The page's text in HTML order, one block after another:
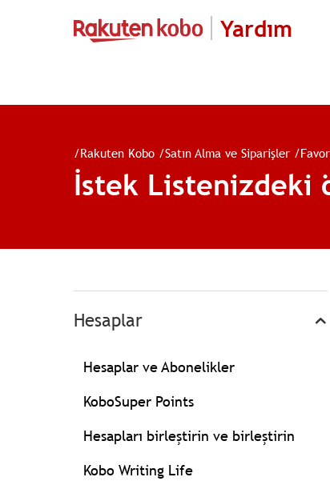
Yardım
/Rakuten Kobo /Satın Alma ve Siparişler /
İstek Listenizdeki
Hesaplar
Hesaplar ve Abonelikler
KoboSuper Points
Hesapları birleştirin ve birleştirin
Kobo Writing Life